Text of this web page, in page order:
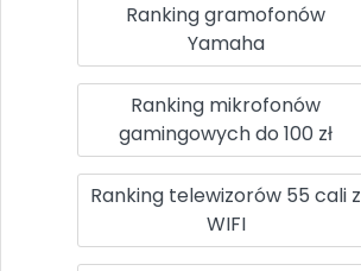
Ranking gramofonów
Yamaha
Ranking mikrofonów
gamingowych do 100 zł
Ranking telewizorów 55 cali z
WIFI